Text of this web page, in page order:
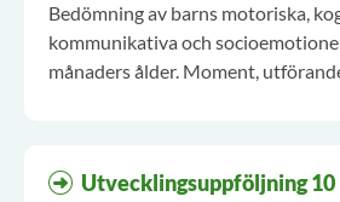
Bedömning av barns motoriska,
kommunikativa och
månaders ålder. Moment,
Utvecklingsuppföljning 10